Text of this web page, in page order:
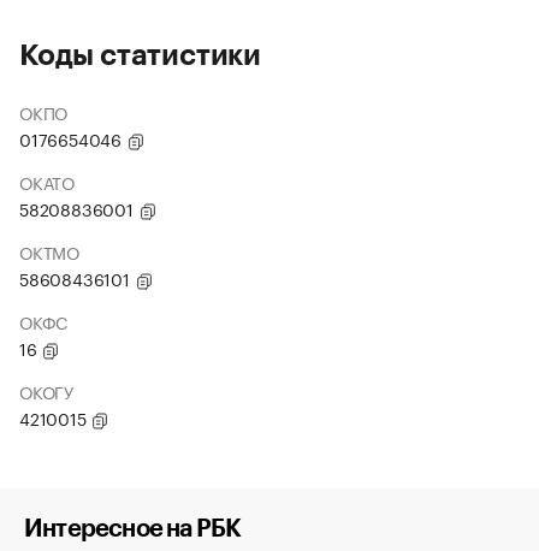
Коды статистики
ОКПО
0176654046
ОКАТО
58208836001
ОКТМО
58608436101
ОКФС
16
ОКОГУ
4210015
Интересное на РБК